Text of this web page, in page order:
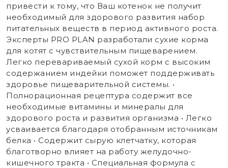
привести к тому, что Ваш котенок не получит
необходимый для здорового развития набор
питательных веществ в период активного роста.
Эксперты PRO PLAN разработали сухие корма
для котят с чувствительным пищеварением.
Легко перевариваемый сухой корм с высоким
содержанием индейки поможет поддерживать
здоровье пищеварительной системы. •
Полнорационная рецептура содержит все
необходимые витамины и минералы для
здорового роста и развития организма • Легко
усваивается благодаря отобранным источникам
белка • Содержит сырую клетчатку, которая
благотворно влияет на работу желудочно-
кишечного тракта • Специальная формула с